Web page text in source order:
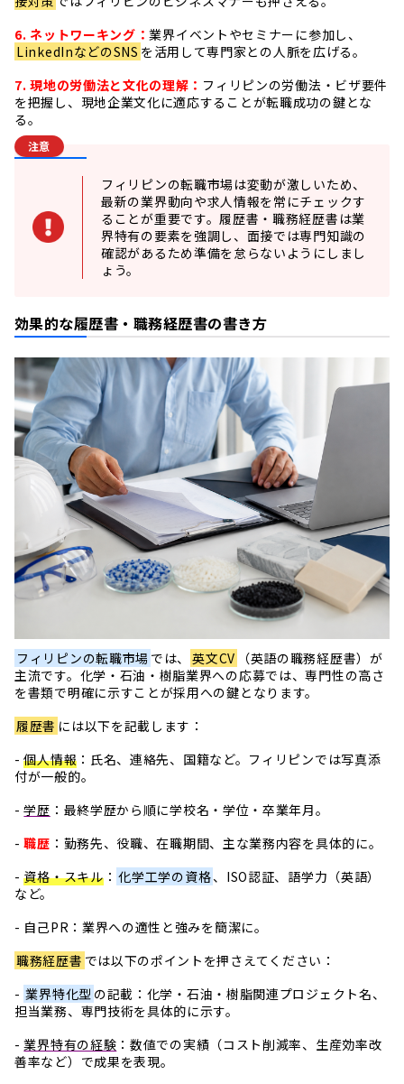
6. ネットワーキング：業界イベントやセミナーに参加し、
LinkedInなどのSNS を活用して専門家との人脈を広げる。
7. 現地の労働法と文化の理解： フィリピンの労働法・ビザ要件
を把握し、現地企業文化に適応することが転職成功の鍵とな
る。
注意
フィリピンの転職市場は変動が激しいため、
最新の業界動向や求人情報を常にチェックす
ることが重要です。履歴書・職務経歴書は業
界特有の要素を強調し、面接では専門知識の
確認があるため準備を怠らないようにしまし
ょう。
効果的な履歴書・職務経歴書の書き方
フィリピンの転職市場 では、 英文CV
（英語の職務経歴書）が
主流です。化学・石油・樹脂業界への応募では、専門性の高さ
を書類で明確に示すことが採用への鍵となります。
履歴書 には以下を記載します：
-個人情報 ：氏名、連絡先、国籍など。フィリピンでは写真添
付が一般的。
-学歴 ：最終学歴から順に学校名・学位・卒業年月。
-職歴 ：勤務先、役職、在職期間、主な業務内容を具体的に。
-資格・スキル： 化学工学の資格、ISO認証、語学力（英語）
など。
- 自己PR：業界への適性と強みを簡潔に。
職務経歴書 では以下のポイントを押さえてください：
- 業界特化型 の記載：化学・石油・樹脂関連プロジェクト名、
担当業務、専門技術を具体的に示す。
-業界特有の経験 ：数値での実績（コスト削減率、生産効率改
善率など）で成果を表現。